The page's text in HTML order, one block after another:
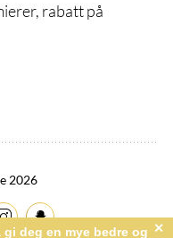
rabatt på
2026